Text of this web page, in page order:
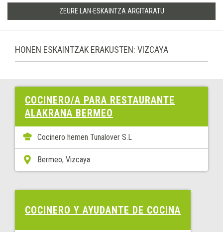
ZEURE LAN-ESKAINTZA ARGITARATU
HONEN ESKAINTZAK ERAKUSTEN: VIZCAYA
COCINERO/A PARA RESTAURANTE
ALAKRANA BERMEO
Cocinero hemen Tunalover S.L
Bermeo, Vizcaya
COCINERO Y AYUDANTE DE COCINA